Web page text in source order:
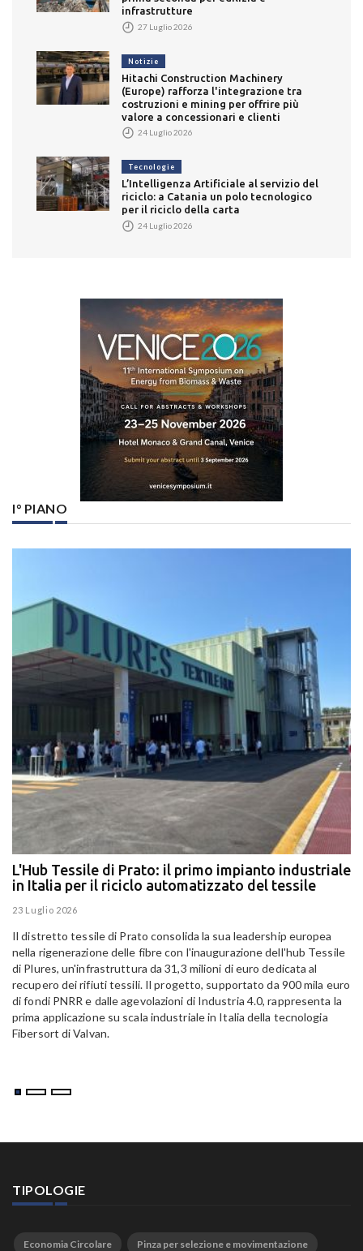
infrastrutture
27 Luglio 2026
Notizie
Hitachi Construction Machinery
(Europe) rafforza l'integrazione tra
costruzioni e mining per offrire più
valore a concessionari e clienti
24 Luglio 2026
Tecnologie
L’Intelligenza Artificiale al servizio del
riciclo: a Catania un polo tecnologico
per il riciclo della carta
24 Luglio 2026
I° PIANO
L'Hub Tessile di Prato: il primo impianto industriale
in Italia per il riciclo automatizzato del tessile
23 Luglio 2026
Il distretto tessile di Prato consolida la sua leadership europea
nella rigenerazione delle fibre con l'inaugurazione dell'hub Tessile
di Plures, un'infrastruttura da 31,3 milioni di euro dedicata al
recupero dei rifiuti tessili. Il progetto, supportato da 900 mila euro
di fondi PNRR e dalle agevolazioni di Industria 4.0, rappresenta la
prima applicazione su scala industriale in Italia della tecnologia
Fibersort di Valvan.
TIPOLOGIE
Economia Circolare Pinza per selezione e movimentazione